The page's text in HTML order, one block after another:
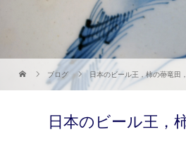
ブログ 日本のビール王，柿の蔕竜田，
日本のビール王，